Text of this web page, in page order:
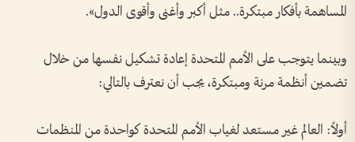
المساهمة بأفكار مبتكرة.. مثل أكبر وأغنى وأقوى الدول».
وبينما يتوجب على الأمم المتحدة إعادة تشكيل نفسها من خلال
تضمين أنظمة مرنة ومبتكرة، يجب أن نعترف بالتالي:
أولاً: العالم غير مستعد لغياب الأمم المتحدة كواحدة من المنظمات